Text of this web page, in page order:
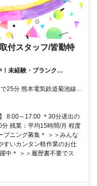
付スタッフ/皆勤特
未経験・ブランク
郡玉東町・玉名郡長洲町 お
8:00～17:00 ＊30分遅出の
残業：平均15時間/月 程度
プニング募集＊ ＞＞みんな
すいカンタン軽作業のお仕
中＊ ＞＞履歴書不要でス